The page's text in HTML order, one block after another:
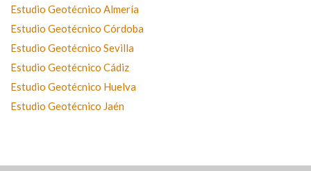
Estudio Geotécnico Almería
Estudio Geotécnico Córdoba
Estudio Geotécnico Sevilla
Estudio Geotécnico Cádiz
Estudio Geotécnico Huelva
Estudio Geotécnico Jaén